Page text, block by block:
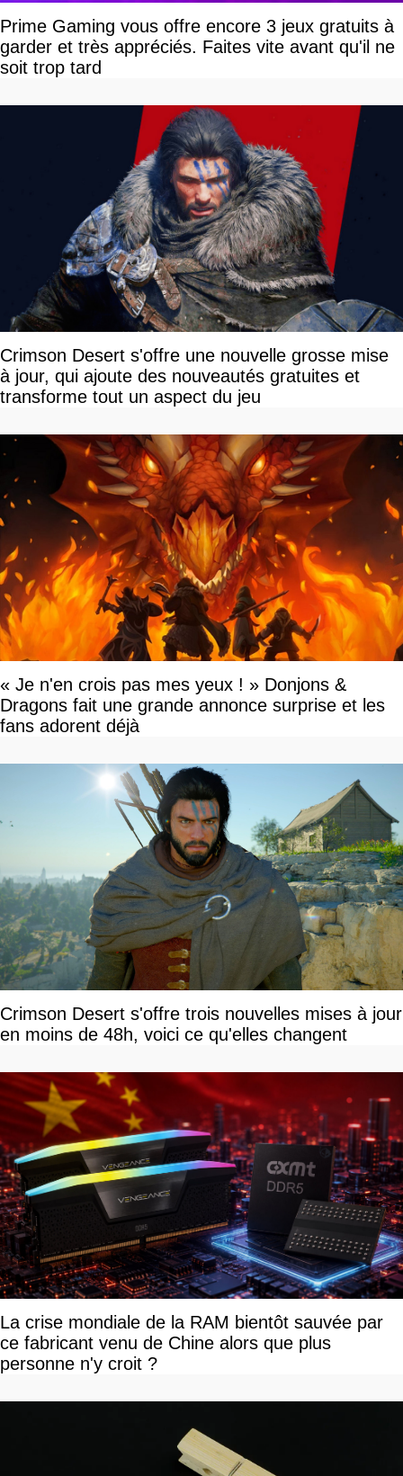
Prime Gaming vous offre encore 3 jeux gratuits à
garder et très appréciés. Faites vite avant qu'il ne
soit trop tard
Crimson Desert s'offre une nouvelle grosse mise
à jour, qui ajoute des nouveautés gratuites et
transforme tout un aspect du jeu
« Je n'en crois pas mes yeux ! » Donjons &
Dragons fait une grande annonce surprise et les
fans adorent déjà
Crimson Desert s'offre trois nouvelles mises à jour
en moins de 48h, voici ce qu'elles changent
La crise mondiale de la RAM bientôt sauvée par
ce fabricant venu de Chine alors que plus
personne n'y croit ?